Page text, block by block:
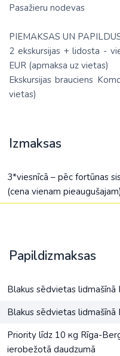
Pasažieru nodevas
PIEMAKSAS UN
2 ekskursijas + lidosta -
EUR (apmaksa uz vietas)
Ekskursijas brauciens
vietas)
Izmaksas
3*viesnīcā – pēc fortūnas
(cena vienam pieaugušajam)
Papildizmaksas
Blakus sēdvietas lidmašīnā
Blakus sēdvietas lidmašīnā
Priority līdz 10 кg Rīga-
ierobežotā daudzumā